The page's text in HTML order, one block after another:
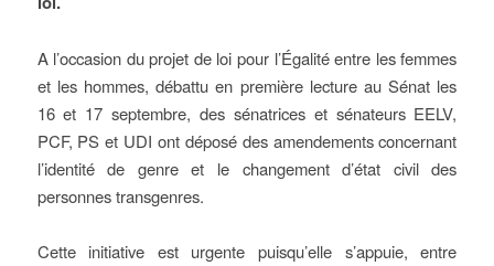
A l’occasion du projet de loi pour l’Égalité entre les femmes
et les hommes, débattu en première lecture au Sénat les
16 et 17 septembre, des sénatrices et sénateurs EELV,
PCF, PS et UDI ont déposé des amendements concernant
l’identité de genre et le changement d’état civil des
personnes transgenres.
Cette initiative est urgente puisqu’elle s’appuie, entre